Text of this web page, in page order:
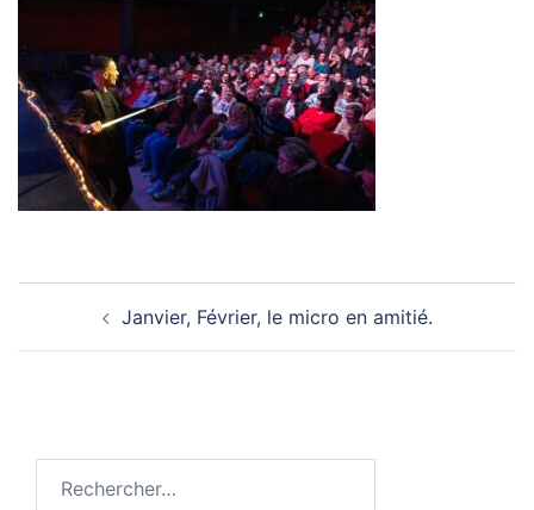
d’articleJanvier, Février, le micro en amitié.